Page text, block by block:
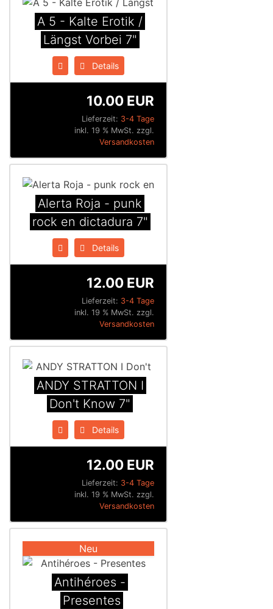
A 5 - Kalte Erotik /
Längst Vorbei 7"
Details
Lieferzeit: 3-4 Tage
10.00 EUR
inkl. 19 % MwSt. zzgl.
Versandkosten
Alerta Roja - punk
rock en dictadura 7"
Details
Lieferzeit: 3-4 Tage
12.00 EUR
inkl. 19 % MwSt. zzgl.
Versandkosten
ANDY STRATTON I
Don't Know 7"
Details
Lieferzeit: 3-4 Tage
12.00 EUR
inkl. 19 % MwSt. zzgl.
Versandkosten
Neu
Antihéroes -
Presentes